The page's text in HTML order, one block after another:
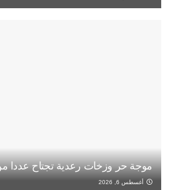
موجة حر وزخات رعدية تجتاح عددا من
أغسطس 6, 2026